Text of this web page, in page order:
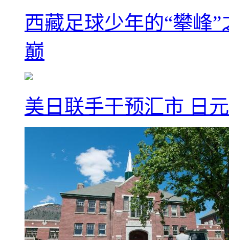
西藏足球少年的“攀峰
巅
美日联手干预汇市 日